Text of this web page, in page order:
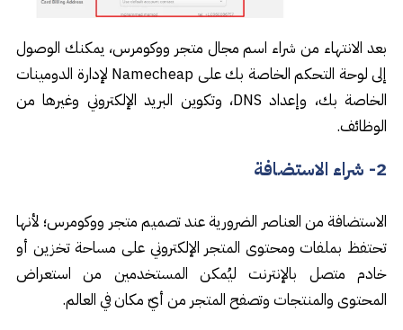
بعد الانتهاء من شراء اسم مجال متجر ووكومرس، يمكنك الوصول
إلى لوحة التحكم الخاصة بك على Namecheap لإدارة الدومينات
الخاصة بك، وإعداد DNS، وتكوين البريد الإلكتروني وغيرها من
الوظائف.
2- شراء الاستضافة
الاستضافة من العناصر الضرورية عند تصميم متجر ووكومرس؛ لأنها
تحتفظ بملفات ومحتوى المتجر الإلكتروني على مساحة تخزين أو
خادم متصل بالإنترنت ليُمكن المستخدمين من استعراض
المحتوى والمنتجات وتصفح المتجر من أيّ مكان في العالم.